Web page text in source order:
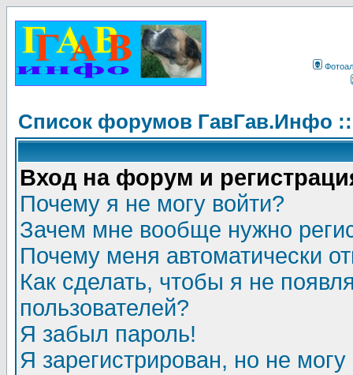
Список форумов ГавГав.Инфо
Вход на форум и
Почему я не могу войти?
Зачем мне вообще нужно
Почему меня автоматически
Как сделать, чтобы я не
пользователей?
Я забыл пароль!
Я зарегистрирован, но не могу